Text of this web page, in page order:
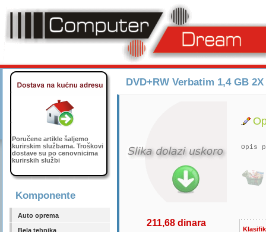
Poručene artikle šaljemo
kurirskim službama. Troškovi
dostave su po cenovnicima
kurirskih službi
Komponente
Auto oprema
Bela tehnika
DVD+RW Verbatim 1,4 GB
Opis
211,68 dinara